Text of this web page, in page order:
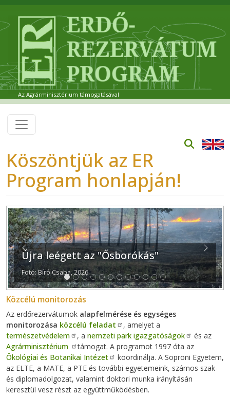
Az Agrárminisztérium támogatásával
Köszöntjük az ER
Program honlapján!
Újra leégett az "Ősborókás"
Fotó: Bíró Csaba, 2026
Previous Next
Közcélú monitorozás
Az erdőrezervátumok alapfelmérése és egységes
monitorozása közcélú feladat
, amelyet a
természetvédelem
, a nemzeti park igazgatóságok
és az
Agrárminisztérium
támogat. A programot 1997 óta az
Ökológiai és Botanikai Intézet
koordinálja. A Soproni Egyetem,
az ELTE, a MATE, a PTE és további egyetemeink, számos szak-
és diplomadolgozat, valamint doktori munka irányításán
keresztül vesz részt az együttműködésben.